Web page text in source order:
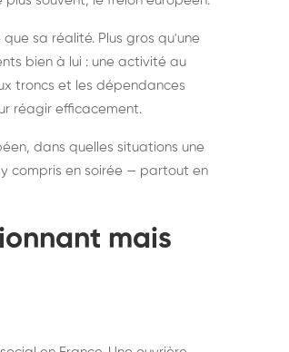
et
France
sa réalité. Plus gros qu'une
bien à lui : une activité au
troncs et les dépendances
réagir efficacement.
dans quelles situations une
compris en soirée — partout en
mais